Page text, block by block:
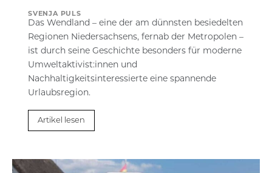
SVENJA PULS
Das Wendland – eine der am dünnsten besiedelten
Regionen Niedersachsens, fernab der Metropolen –
ist durch seine Geschichte besonders für moderne
Umweltaktivist:innen und
Nachhaltigkeitsinteressierte eine spannende
Urlaubsregion.
Artikel lesen